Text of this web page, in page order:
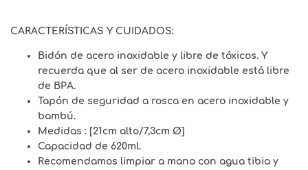
CARACTERÍSTICAS Y CUIDADOS:
Bidón de acero inoxidable y libre de tóxicos. Y
recuerda que al ser de acero inoxidable está libre
de BPA.
Tapón de seguridad a rosca en acero inoxidable y
bambú.
Medidas : [21cm alto/7,3cm Ø]
Capacidad de 620ml.
Recomendamos limpiar a mano con agua tibia y